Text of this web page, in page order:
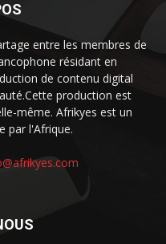
entre les membres de
résidant en
de contenu digital
production est
même. Afrikyes est un
par l'Afrique.